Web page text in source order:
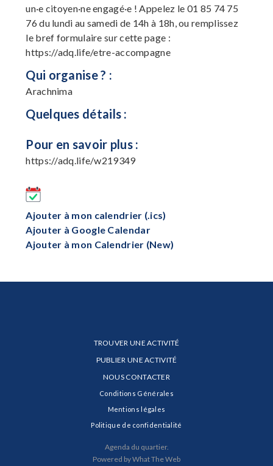
un·e citoyen·ne engagé·e ! Appelez le 01 85 74 75
76 du lundi au samedi de 14h à 18h, ou remplissez
le bref formulaire sur cette page :
https://adq.life/etre-accompagne
Qui organise ? :
Arachnima
Quelques détails :
Pour en savoir plus :
https://adq.life/w219349
Ajouter à mon calendrier (.ics)
Ajouter à Google Calendar
Ajouter à mon Calendrier (New)
TROUVER UNE ACTIVITÉ
PUBLIER UNE ACTIVITÉ
NOUS CONTACTER
Conditions Générales
Mentions légales
Politique de confidentialité
Agenda du quartier.
Powered by What The Web